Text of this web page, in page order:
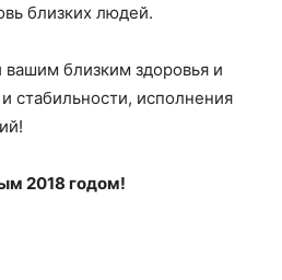
близких людей.
близким здоровья и
стабильности, исполнения
2018 годом!